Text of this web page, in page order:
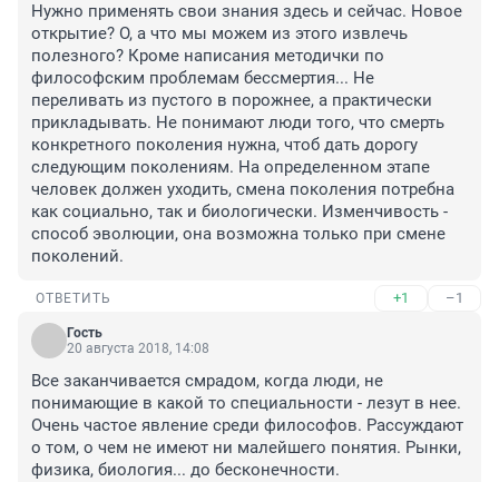
Нужно применять свои знания здесь и сейчас. Новое
открытие? О, а что мы можем из этого извлечь
полезного? Кроме написания методички по
философским проблемам бессмертия... Не
переливать из пустого в порожнее, а практически
прикладывать. Не понимают люди того, что смерть
конкретного поколения нужна, чтоб дать дорогу
следующим поколениям. На определенном этапе
человек должен уходить, смена поколения потребна
как социально, так и биологически. Изменчивость -
способ эволюции, она возможна только при смене
поколений.
ОТВЕТИТЬ +1 –1
Гость
20 августа 2018, 14:08
Все заканчивается смрадом, когда люди, не
понимающие в какой то специальности - лезут в нее.
Очень частое явление среди философов. Рассуждают
о том, о чем не имеют ни малейшего понятия. Рынки,
физика, биология... до бесконечности.